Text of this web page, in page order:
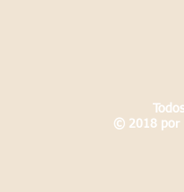
© 2018 por